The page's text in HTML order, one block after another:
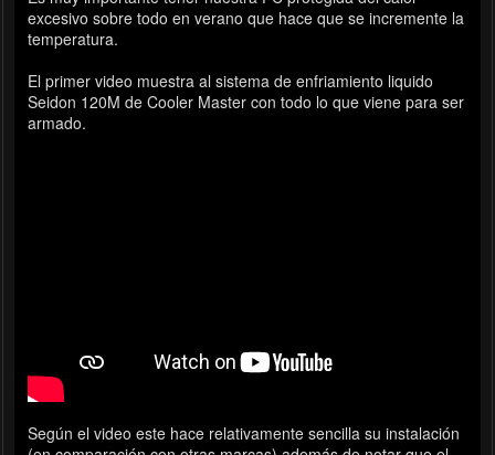
excesivo sobre todo en verano que hace que se incremente la
temperatura.
El primer video muestra al sistema de enfriamiento liquido
Seidon 120M de Cooler Master con todo lo que viene para ser
armado.
Según el video este hace relativamente sencilla su instalación